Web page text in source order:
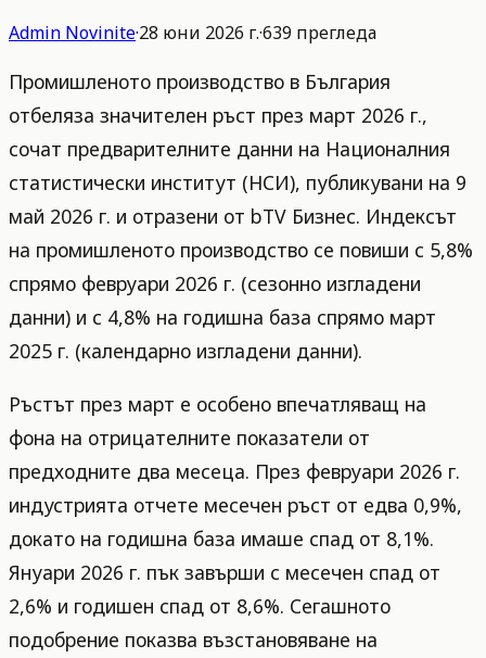
Admin Novinite·28 юни 2026 г.·639 прегледа
Промишленото производство в България
отбеляза значителен ръст през март 2026 г.,
сочат предварителните данни на Националния
статистически институт (НСИ), публикувани на 9
май 2026 г. и отразени от bTV Бизнес. Индексът
на промишленото производство се повиши с 5,8%
спрямо февруари 2026 г. (сезонно изгладени
данни) и с 4,8% на годишна база спрямо март
2025 г. (календарно изгладени данни).
Ръстът през март е особено впечатляващ на
фона на отрицателните показатели от
предходните два месеца. През февруари 2026 г.
индустрията отчете месечен ръст от едва 0,9%,
докато на годишна база имаше спад от 8,1%.
Януари 2026 г. пък завърши с месечен спад от
2,6% и годишен спад от 8,6%. Сегашното
подобрение показва възстановяване на